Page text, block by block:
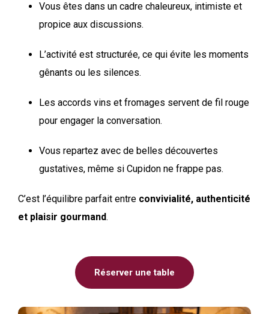
Vous êtes dans un cadre chaleureux, intimiste et
propice aux discussions.
L’activité est structurée, ce qui évite les moments
gênants ou les silences.
Les accords vins et fromages servent de fil rouge
pour engager la conversation.
Vous repartez avec de belles découvertes
gustatives, même si Cupidon ne frappe pas.
C’est l’équilibre parfait entre convivialité, authenticité
et plaisir gourmand.
Réserver une table